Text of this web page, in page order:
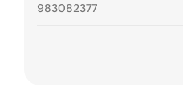
983082377